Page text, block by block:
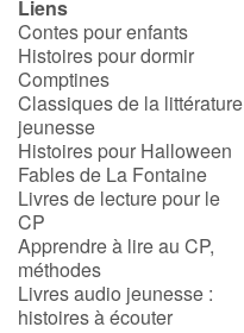
Écoles
Médiathèques
Vidéos & Tutoriaux
Blog
Actualités
Liens
Contes pour enfants
Histoires pour dormir
Comptines
Classiques de la littérature
jeunesse
Histoires pour Halloween
Fables de La Fontaine
Livres de lecture pour le
CP
Apprendre à lire au CP,
méthodes
Livres audio jeunesse :
histoires à écouter